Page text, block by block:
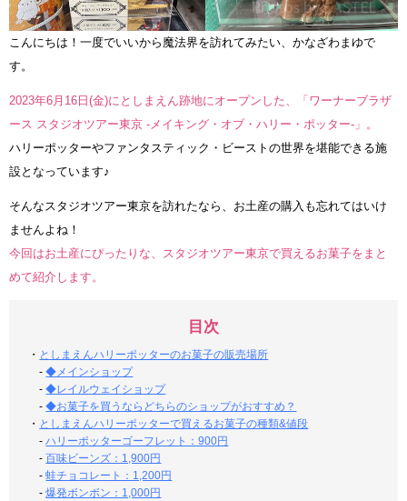
こんにちは！一度でいいから魔法界を訪れてみたい、かなざわまゆで
す。
2023年6月16日(金)にとしまえん跡地にオープンした、「ワーナーブラザ
ース スタジオツアー東京 -メイキング・オブ・ハリー・ポッター-」。
ハリーポッターやファンタスティック・ビーストの世界を堪能できる施
設となっています♪
そんなスタジオツアー東京を訪れたなら、お土産の購入も忘れてはいけ
ませんよね！
今回はお土産にぴったりな、スタジオツアー東京で買えるお菓子をまと
めて紹介します。
目次
・ としまえんハリーポッターのお菓子の販売場所
-◆メインショップ
-◆レイルウェイショップ
-◆お菓子を買うならどちらのショップがおすすめ？
・ としまえんハリーポッターで買えるお菓子の種類&値段
-ハリーポッターゴーフレット：900円
-百味ビーンズ：1,900円
-蛙チョコレート：1,200円
-爆発ボンボン：1,000円